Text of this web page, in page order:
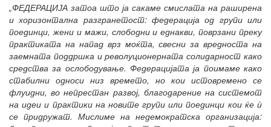
„ФЕДЕРАЦИЈА затоа што ја сакаме смислата на раширена
и хоризонтална разгранетост: федерација од групи или
поединци, жени и мажи, слободни и еднакви, поврзани преку
практиката на напад врз моќта, свесни за вредноста на
заемната поддршка и револуционерната солидарност како
средства за ослободување. Федерацијата ја поимаме како
стабилни односи низ времето, но кои истовремено се
флуидни, во непрестан развој, благодарение на системот
на идеи и практики на новите групи или поединци кои ќе ѝ
се придружат. Мислиме на недемократска организација: